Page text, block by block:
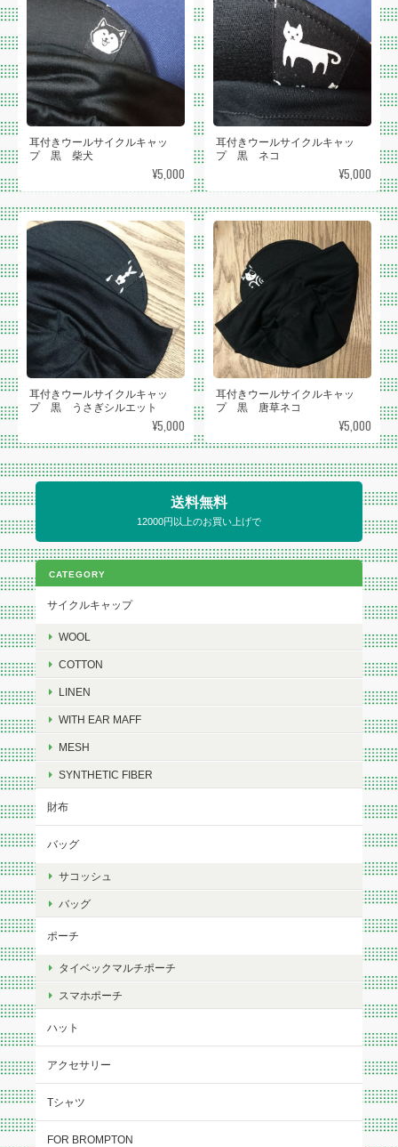
耳付きウールサイクルキャッ
プ 黒 柴犬
¥5,000
耳付きウールサイクルキャッ
プ 黒 ネコ
¥5,000
耳付きウールサイクルキャッ
プ 黒 うさぎシルエット
¥5,000
耳付きウールサイクルキャッ
プ 黒 唐草ネコ
¥5,000
送料無料
12000円以上のお買い上げで
CATEGORY
サイクルキャップ
WOOL
COTTON
LINEN
WITH EAR MAFF
MESH
SYNTHETIC FIBER
財布
バッグ
サコッシュ
バッグ
ポーチ
タイベックマルチポーチ
スマホポーチ
ハット
アクセサリー
Tシャツ
FOR BROMPTON